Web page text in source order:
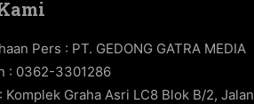
Pers : PT. GEDONG GATRA MEDIA
: 0362-3301286
Komplek Graha Asri LC8 Blok B/2, Jalan